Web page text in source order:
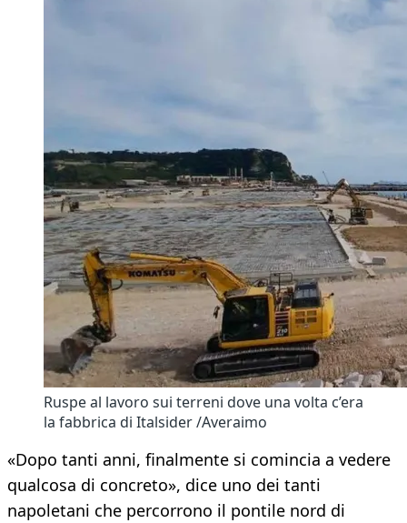
Ruspe al lavoro sui terreni dove una volta c’era
la fabbrica di Italsider /Averaimo
«Dopo tanti anni, finalmente si comincia a vedere
qualcosa di concreto», dice uno dei tanti
napoletani che percorrono il pontile nord di